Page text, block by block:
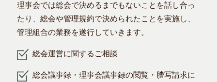
理事会では総会で決めるまでもないことを話し合っ
たり、総会や管理規約で決められたことを実施し、
管理組合の業務を遂行していきます。
総会運営に関するご相談
総会議事録・理事会議事録の閲覧・謄写請求に